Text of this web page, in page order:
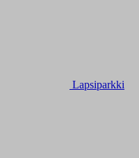
Lapsiparkki